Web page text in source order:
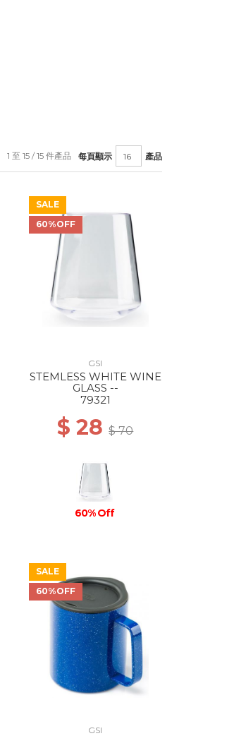
每頁顯示 產品
1 至 15 / 15 件產品
SALE
60%OFF
GSI
STEMLESS WHITE WINE
GLASS --
79321
$ 28$ 70
60% Off
SALE
60%OFF
GSI